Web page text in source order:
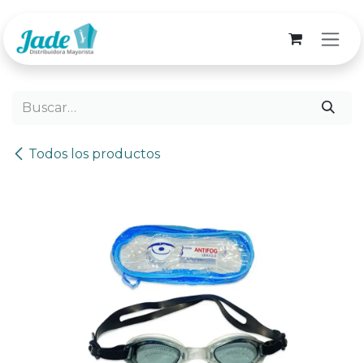
Todos los productos